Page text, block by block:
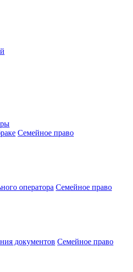
Семейное право
оператора Семейное право
документов Семейное право